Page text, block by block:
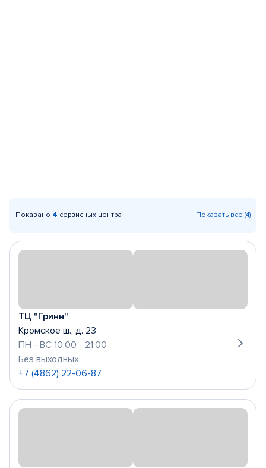
Показано 4 сервисных центра Показать все (4)
ТЦ "Гринн"
Кромское ш., д. 23
ПН - ВС 10:00 - 21:00
Без выходных
+7 (4862) 22-06-87